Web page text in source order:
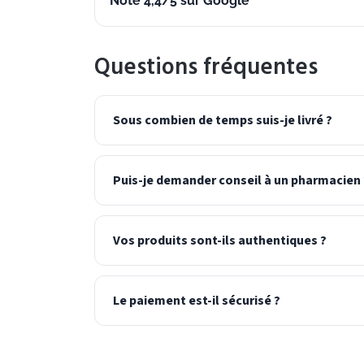
Questions fréquentes
Sous combien de temps suis-je livré ?
Puis-je demander conseil à un pharmacien
Vos produits sont-ils authentiques ?
Le paiement est-il sécurisé ?